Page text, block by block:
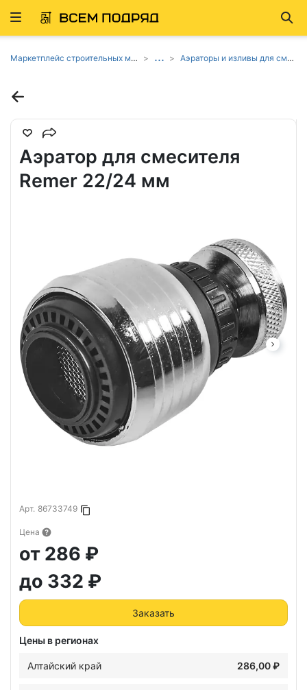
Развернуть
Маркетплейс строительных материалов и товаров ... Аэраторы и изливы для смесителей в ванную
Аэратор для смесителя
Remer 22/24 мм
Арт. 86733749
Копировать в буфер
Цена
от 286 ₽
до 332 ₽
Заказать
Цены в регионах
Алтайский край 286,00 ₽